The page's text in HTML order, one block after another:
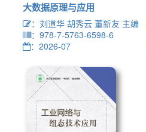
大数据原理与应用
：刘道华 胡秀云 董新友 主编
：978-7-5763-6598-6
：2026-07